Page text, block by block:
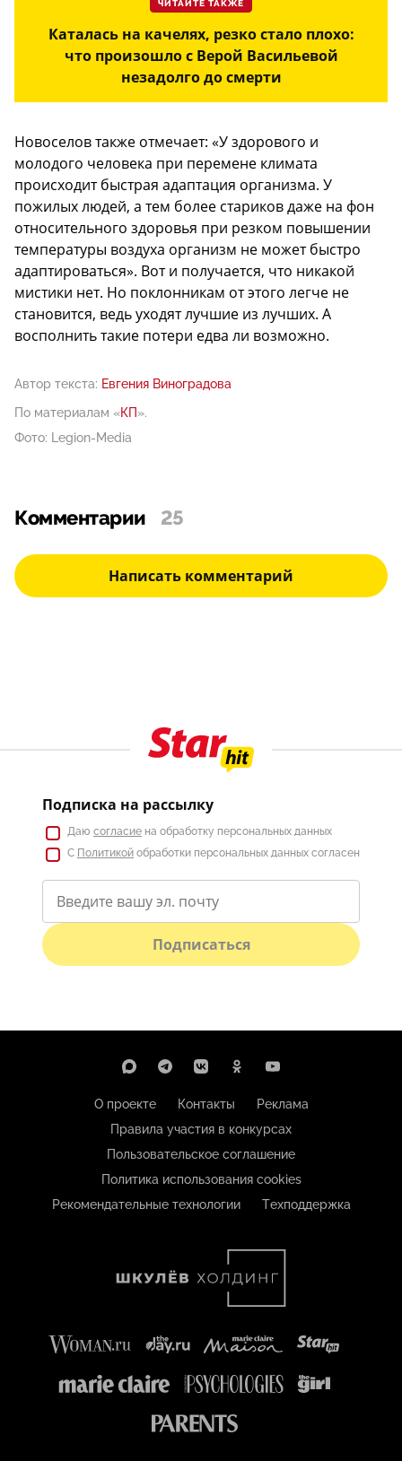
ЧИТАЙТЕ ТАКЖЕ
Каталась на качелях, резко стало плохо:
что произошло с Верой Васильевой
незадолго до смерти
Новоселов также отмечает: «У здорового и
молодого человека при перемене климата
происходит быстрая адаптация организма. У
пожилых людей, а тем более стариков даже на фон
относительного здоровья при резком повышении
температуры воздуха организм не может быстро
адаптироваться». Вот и получается, что никакой
мистики нет. Но поклонникам от этого легче не
становится, ведь уходят лучшие из лучших. А
восполнить такие потери едва ли возможно.
Автор текста: Евгения Виноградова
По материалам «КП».
Фото: Legion-Media
Комментарии 25
Написать комментарий
Подписка на рассылку
Даю согласие на обработку персональных данных
С Политикой обработки персональных данных согласен
Подписаться
О проекте Контакты
Реклама
Правила участия в конкурсах
Пользовательское соглашение
Политика использования cookies
Рекомендательные технологии
Техподдержка